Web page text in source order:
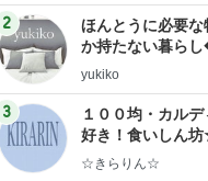
2
ほんとうに必要な
か持たない暮ら
ep Life Simple◆
yukiko
3
１００均・カルデ
好き！食いしん
らりん☆のブログ
☆きらりん☆